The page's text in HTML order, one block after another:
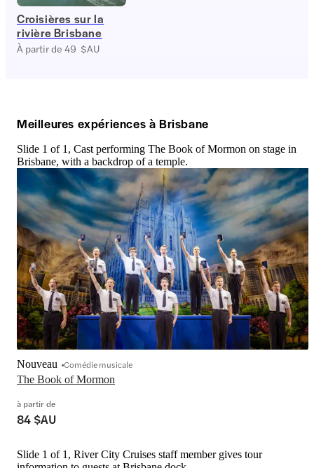
Croisières sur la
rivière Brisbane
À partir de 49 $AU
Meilleures expériences à Brisbane
Slide 1 of 1, Cast performing The Book of Mormon on stage in
Brisbane, with a backdrop of a temple.
The Book of Mormon
Nouveau Comédie musicale
à partir de
84 $AU
Slide 1 of 1, River City Cruises staff member gives tour